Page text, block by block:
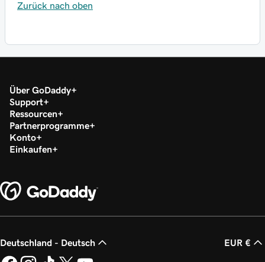
Zurück nach oben
Über GoDaddy
Support
Ressourcen
Partnerprogramme
Konto
Einkaufen
Deutschland - Deutsch EUR €